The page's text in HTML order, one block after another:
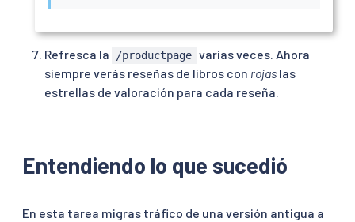
Refresca la /productpage varias veces. Ahora
siempre verás reseñas de libros con rojas las
estrellas de valoración para cada reseña.
Entendiendo lo que sucedió
En esta tarea migras tráfico de una versión antigua a